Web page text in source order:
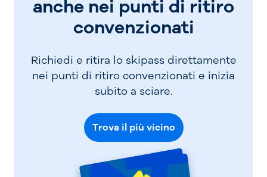
nome, omaggio alla sua straordinaria
Oltre allo sci alpino, il Corno alle Scale offre
due anelli per lo sci di fondo, uno di 4 km e
uno per principianti, e uno snow park
attrezzato per gli amanti dello snowboard
divertirsi nel baby park, allestito nei fine
settimana con giochi gonfiabili.
anche nei punti di ritiro
convenzionati
Richiedi e ritira lo skipass direttamente
nei punti di ritiro convenzionati e inizia
subito a sciare.
Trova il più vicino